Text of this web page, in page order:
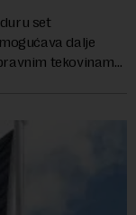
set
dalje
tekovinama